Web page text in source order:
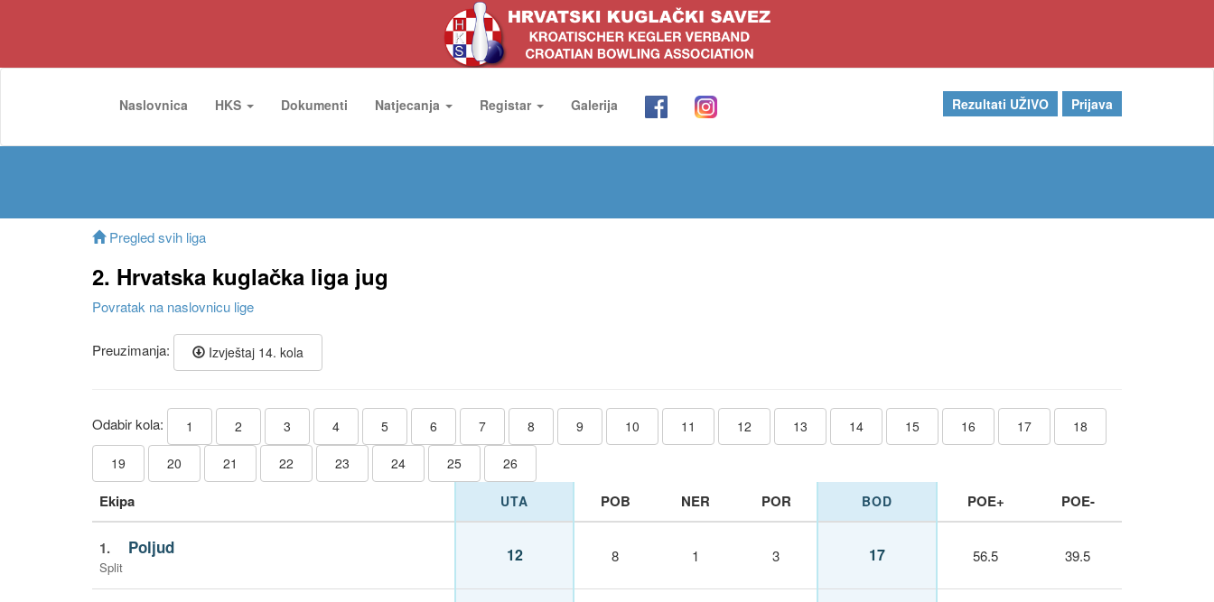
Naslovnica HKS Dokumenti Natjecanja Registar Galerija Rezultati UŽIVO Prijava
Pregled svih liga
2. Hrvatska kuglačka liga jug
Povratak na naslovnicu lige
Preuzimanja: Izvještaj 14. kola
Odabir kola: 1 2 3 4 5 6 7 8 9 10 11 12 13 14 15 16 17 18
19 20 21 22 23 24 25 26
Ekipa UTA POB NER POR BOD POE+ POE-
1. Poljud
Split
12 8 1 3 17 56.5 39.5